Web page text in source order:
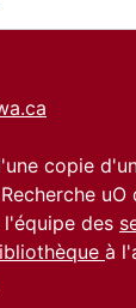
copie
uO
des
à